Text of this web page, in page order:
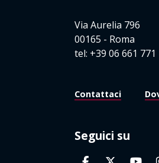
Via Aurelia 796
00165 - Roma
tel: +39 06 661 771
Contattaci
Seguici su